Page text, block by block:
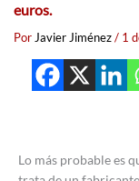
euros.
Por Javier Jiménez/ 1
Lo más probable es